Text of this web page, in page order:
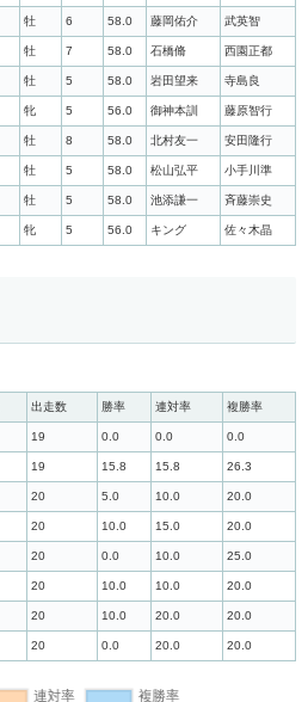
牡 6 58.0 藤岡佑介 武英智
牡 7 58.0 石橋脩 西園正都
牡 5 58.0 岩田望来 寺島良
牝 5 56.0 御神本訓 藤原智行
牡 8 58.0 北村友一 安田隆行
牡 5 58.0 松山弘平 小手川準
牡 5 58.0 池添謙一 斉藤崇史
牝 5 56.0 キング 佐々木晶
出走数 勝率 連対率 複勝率
19 0.0 0.0 0.0
19 15.8 15.8 26.3
20 5.0 10.0 20.0
20 10.0 15.0 20.0
20 0.0 10.0 25.0
20 10.0 10.0 20.0
20 10.0 20.0 20.0
20 0.0 20.0 20.0